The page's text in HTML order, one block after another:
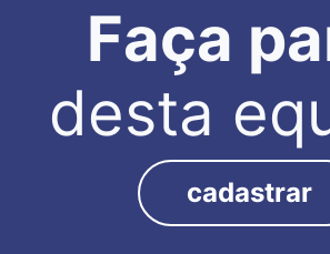
Faça
desta
cadastrar